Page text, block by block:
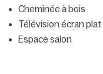
Cheminée à bois
Télévision écran plat
Espace salon